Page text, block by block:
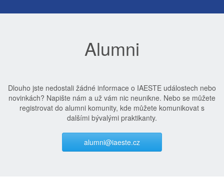
Alumni
Dlouho jste nedostali žádné informace o IAESTE událostech nebo
novinkách? Napište nám a už vám nic neunikne. Nebo se můžete
registrovat do alumni komunity, kde můžete komunikovat s
dalšími bývalými praktikanty.
alumni@iaeste.cz